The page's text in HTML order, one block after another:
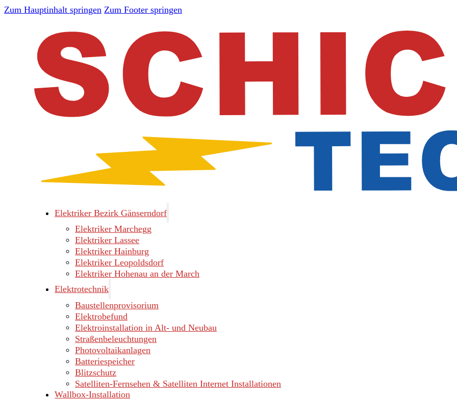
Zum Hauptinhalt springen Zum Footer springen
Elektriker Bezirk Gänserndorf
Elektriker Marchegg
Elektriker Lassee
Elektriker Hainburg
Elektriker Leopoldsdorf
Elektriker Hohenau an der March
Elektrotechnik
Baustellenprovisorium
Elektrobefund
Elektroinstallation in Alt- und Neubau
Straßenbeleuchtungen
Photovoltaikanlagen
Batteriespeicher
Blitzschutz
Satelliten-Fernsehen & Satelliten Internet Installationen
Wallbox-Installation